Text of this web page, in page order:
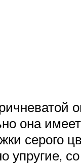
она
серого
упругие,